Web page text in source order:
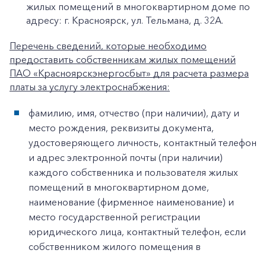
жилых помещений в многоквартирном доме по
адресу: г. Красноярск, ул. Тельмана, д. 32А.
Перечень сведений, которые необходимо
предоставить собственникам жилых помещений
ПАО «Красноярскэнергосбыт» для расчета размера
платы за услугу электроснабжения:
фамилию, имя, отчество (при наличии), дату и
место рождения, реквизиты документа,
удостоверяющего личность, контактный телефон
и адрес электронной почты (при наличии)
каждого собственника и пользователя жилых
помещений в многоквартирном доме,
наименование (фирменное наименование) и
место государственной регистрации
юридического лица, контактный телефон, если
собственником жилого помещения в